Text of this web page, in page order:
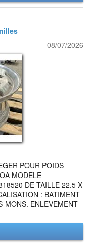
08/07/2026
POUR POIDS
MODELE
DE TAILLE 22.5 X
: BATIMENT
MONS. ENLEVEMENT